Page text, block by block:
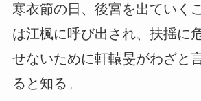
寒衣節の日、後宮を出ていく
は江楓に呼び出され、扶揺に
せないために軒轅旻がわざと
ると知る。